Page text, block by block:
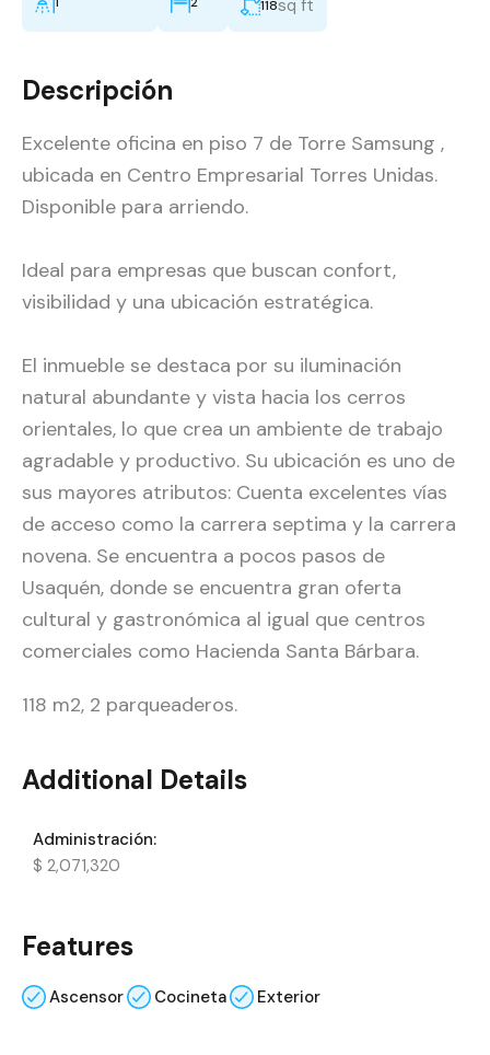
118sq ft
Descripción
Excelente oficina en piso 7 de Torre Samsung ,
ubicada en Centro Empresarial Torres Unidas.
Disponible para arriendo.
Ideal para empresas que buscan confort,
visibilidad y una ubicación estratégica.
El inmueble se destaca por su iluminación
natural abundante y vista hacia los cerros
orientales, lo que crea un ambiente de trabajo
agradable y productivo. Su ubicación es uno de
sus mayores atributos: Cuenta excelentes vías
de acceso como la carrera septima y la carrera
novena. Se encuentra a pocos pasos de
Usaquén, donde se encuentra gran oferta
cultural y gastronómica al igual que centros
comerciales como Hacienda Santa Bárbara.
118 m2, 2 parqueaderos.
Additional Details
Administración:
$ 2,071,320
Features
Ascensor Cocineta Exterior